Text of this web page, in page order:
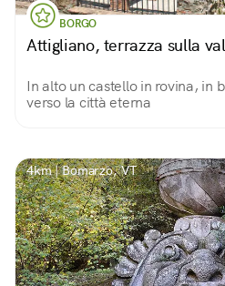
BORGO
Attigliano, terrazza sulla
In alto un castello in rovina, in
verso la città eterna
4km | Bomarzo, VT